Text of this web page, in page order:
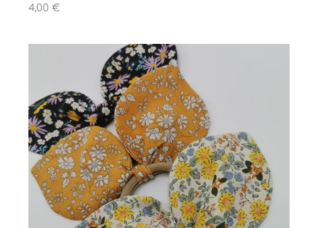
4,00 €